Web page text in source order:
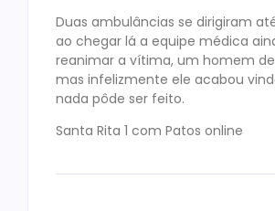
Duas ambulâncias se dirigiram
ao chegar lá a equipe médica
reanimar a vítima, um homem
mas infelizmente ele acabou
nada pôde ser feito.
Santa Rita 1 com Patos online